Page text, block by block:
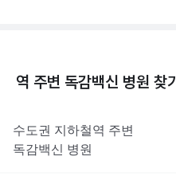
역 주변 독감백신 병원 찾기
수도권 지하철역 주변
독감백신
병원